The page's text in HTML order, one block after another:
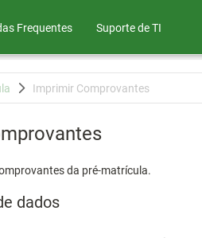
Frequentes Suporte de TI
Imprimir Comprovantes
da pré-matrícula.
dados